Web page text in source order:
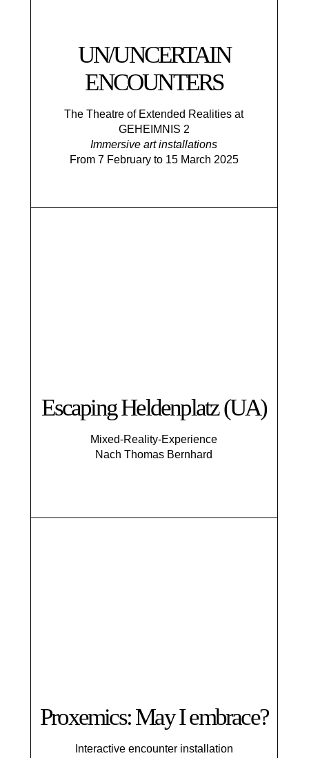
UN/UNCERTAIN
ENCOUNTERS
The Theatre of Extended Realities at
GEHEIMNIS 2
Immersive art installations
From 7 February to 15 March 2025
Escaping Helden­platz (UA)
Mixed-Reality-Experience
Nach Thomas Bernhard
Proxemics: May I embrace?
Interactive encounter installation